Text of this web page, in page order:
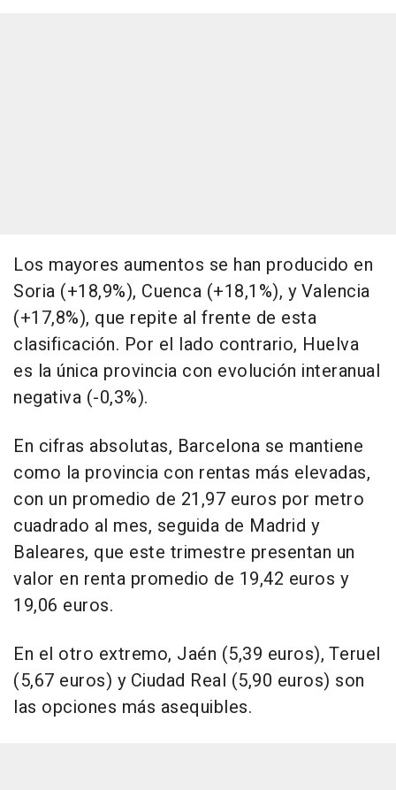
Los mayores aumentos se han producido en
Soria (+18,9%), Cuenca (+18,1%), y Valencia
(+17,8%), que repite al frente de esta
clasificación. Por el lado contrario, Huelva
es la única provincia con evolución interanual
negativa (-0,3%).
En cifras absolutas, Barcelona se mantiene
como la provincia con rentas más elevadas,
con un promedio de 21,97 euros por metro
cuadrado al mes, seguida de Madrid y
Baleares, que este trimestre presentan un
valor en renta promedio de 19,42 euros y
19,06 euros.
En el otro extremo, Jaén (5,39 euros), Teruel
(5,67 euros) y Ciudad Real (5,90 euros) son
las opciones más asequibles.